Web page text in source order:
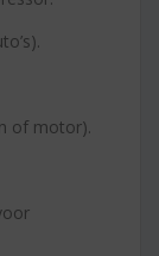
of motor).